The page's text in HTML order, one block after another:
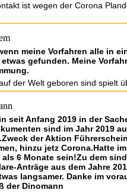
ist wegen der Corona
meine Vorfahren alle in
gefunden. Meine
der Welt geboren sind spielt
seit Anfang 2019 in der
sind im Jahr 2019
der Aktion
hinzu jetz Corona.Hatte
6 Monate sein!Zu dem
Anträge aus dem Jahre
langsamer. Danke im
der Dinomann